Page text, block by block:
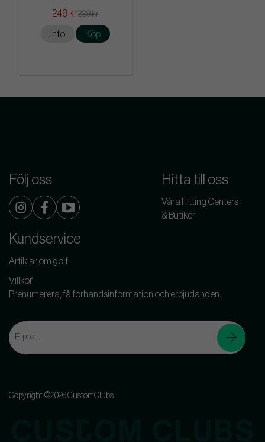
249 kr389 kr
Info Köp
Följ oss Hitta till oss
Våra Fitting Centers
& Butiker
Kundservice
Artiklar om golf
Villkor
Prenumerera, få förhandsinformation och erbjudanden.
Copyright ©2026 CustomClubs